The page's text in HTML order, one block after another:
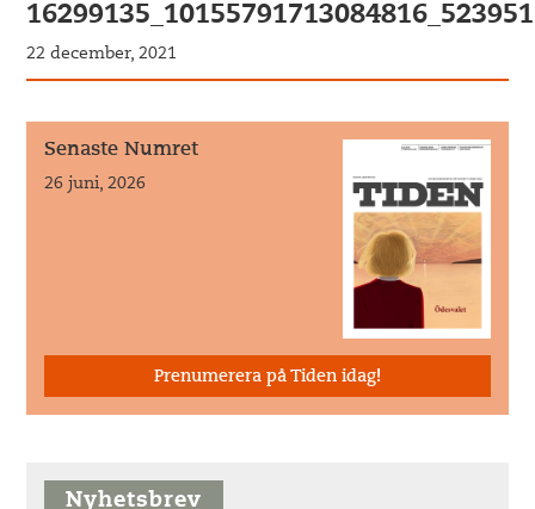
22 december, 2021
Senaste Numret
26 juni, 2026
Prenumerera på Tiden idag!
Nyhetsbrev